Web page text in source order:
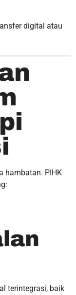
digital atau
hambatan. PIHK
terintegrasi, baik